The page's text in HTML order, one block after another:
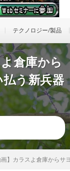
テクノロジー/製品
倉庫から
う新兵器
画】カラスよ倉庫から